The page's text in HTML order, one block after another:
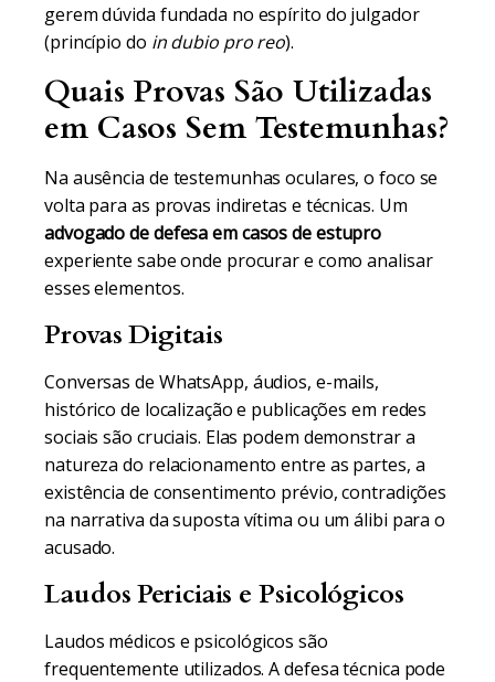
gerem dúvida fundada no espírito do julgador
(princípio do in dubio pro reo).
Quais Provas São Utilizadas
em Casos Sem Testemunhas?
Na ausência de testemunhas oculares, o foco se
volta para as provas indiretas e técnicas. Um
advogado de defesa em casos de estupro
experiente sabe onde procurar e como analisar
esses elementos.
Provas Digitais
Conversas de WhatsApp, áudios, e-mails,
histórico de localização e publicações em redes
sociais são cruciais. Elas podem demonstrar a
natureza do relacionamento entre as partes, a
existência de consentimento prévio, contradições
na narrativa da suposta vítima ou um álibi para o
acusado.
Laudos Periciais e Psicológicos
Laudos médicos e psicológicos são
frequentemente utilizados. A defesa técnica pode